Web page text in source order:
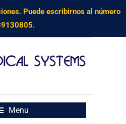
Puede escribirnos al número
Menu